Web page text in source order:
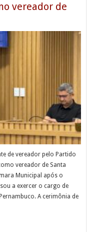
vereador de
de vereador pelo Partido
vereador de Santa
Municipal após o
a exercer o cargo de
A cerimônia de